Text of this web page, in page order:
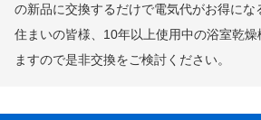
の新品に交換するだけで電気代がお得にな
住まいの皆様、10年以上使用中の浴室乾
ますので是非交換をご検討ください。